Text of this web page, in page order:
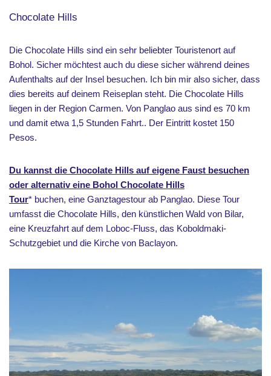
Chocolate Hills
Die Chocolate Hills sind ein sehr beliebter Touristenort auf
Bohol. Sicher möchtest auch du diese sicher während deines
Aufenthalts auf der Insel besuchen. Ich bin mir also sicher, dass
dies bereits auf deinem Reiseplan steht. Die Chocolate Hills
liegen in der Region Carmen. Von Panglao aus sind es 70 km
und damit etwa 1,5 Stunden Fahrt.. Der Eintritt kostet 150
Pesos.
Du kannst die Chocolate Hills auf eigene Faust besuchen
oder alternativ eine Bohol Chocolate Hills
Tour* buchen, eine Ganztagestour ab Panglao. Diese Tour
umfasst die Chocolate Hills, den künstlichen Wald von Bilar,
eine Kreuzfahrt auf dem Loboc-Fluss, das Koboldmaki-
Schutzgebiet und die Kirche von Baclayon.